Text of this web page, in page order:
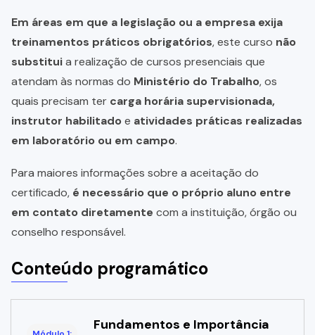
Em áreas em que a legislação ou a empresa exija
treinamentos práticos obrigatórios, este curso não
substituia realização de cursos presenciais que
atendam às normas do Ministério do Trabalho, os
quais precisam ter carga horária supervisionada,
instrutor habilitadoe atividades práticas realizadas
em laboratório ou em campo.
Para maiores informações sobre a aceitação do
certificado, é necessário que o próprio aluno entre
em contato diretamente com a instituição, órgão ou
conselho responsável.
Conteúdo programático
Fundamentos e Importância